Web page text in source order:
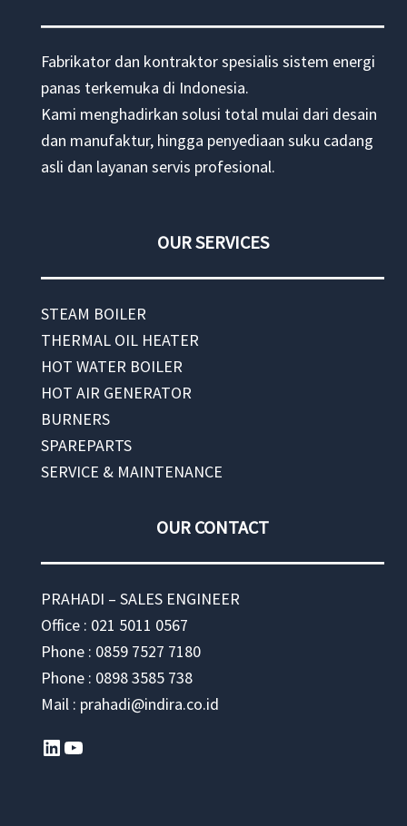
Fabrikator dan kontraktor spesialis sistem energi
panas terkemuka di Indonesia.
Kami menghadirkan solusi total mulai dari desain
dan manufaktur, hingga penyediaan suku cadang
asli dan layanan servis profesional.
OUR SERVICES
STEAM BOILER
THERMAL OIL HEATER
HOT WATER BOILER
HOT AIR GENERATOR
BURNERS
SPAREPARTS
SERVICE & MAINTENANCE
OUR CONTACT
PRAHADI – SALES ENGINEER
Office : 021 5011 0567
Phone : 0859 7527 7180
Phone : 0898 3585 738
Mail : prahadi@indira.co.id
LinkedIn YouTube